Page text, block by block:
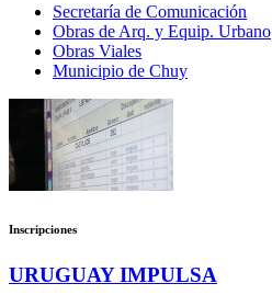
Secretaría de Comunicación
Obras de Arq. y Equip. Urbano
Obras Viales
Municipio de Chuy
Inscripciones
URUGUAY IMPULSA